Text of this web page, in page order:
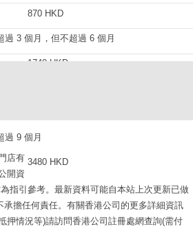
870 HKD
過 3 個月，但不超過 6 個月
1740 HKD
過 9 個月
3480 HKD
店有
開資
指引參考。最新資料可能自本站上次更新已做
擔任何責任。有關香港公司的更多詳細資訊
押情況等)請訪問香港公司註冊處網查詢(需付